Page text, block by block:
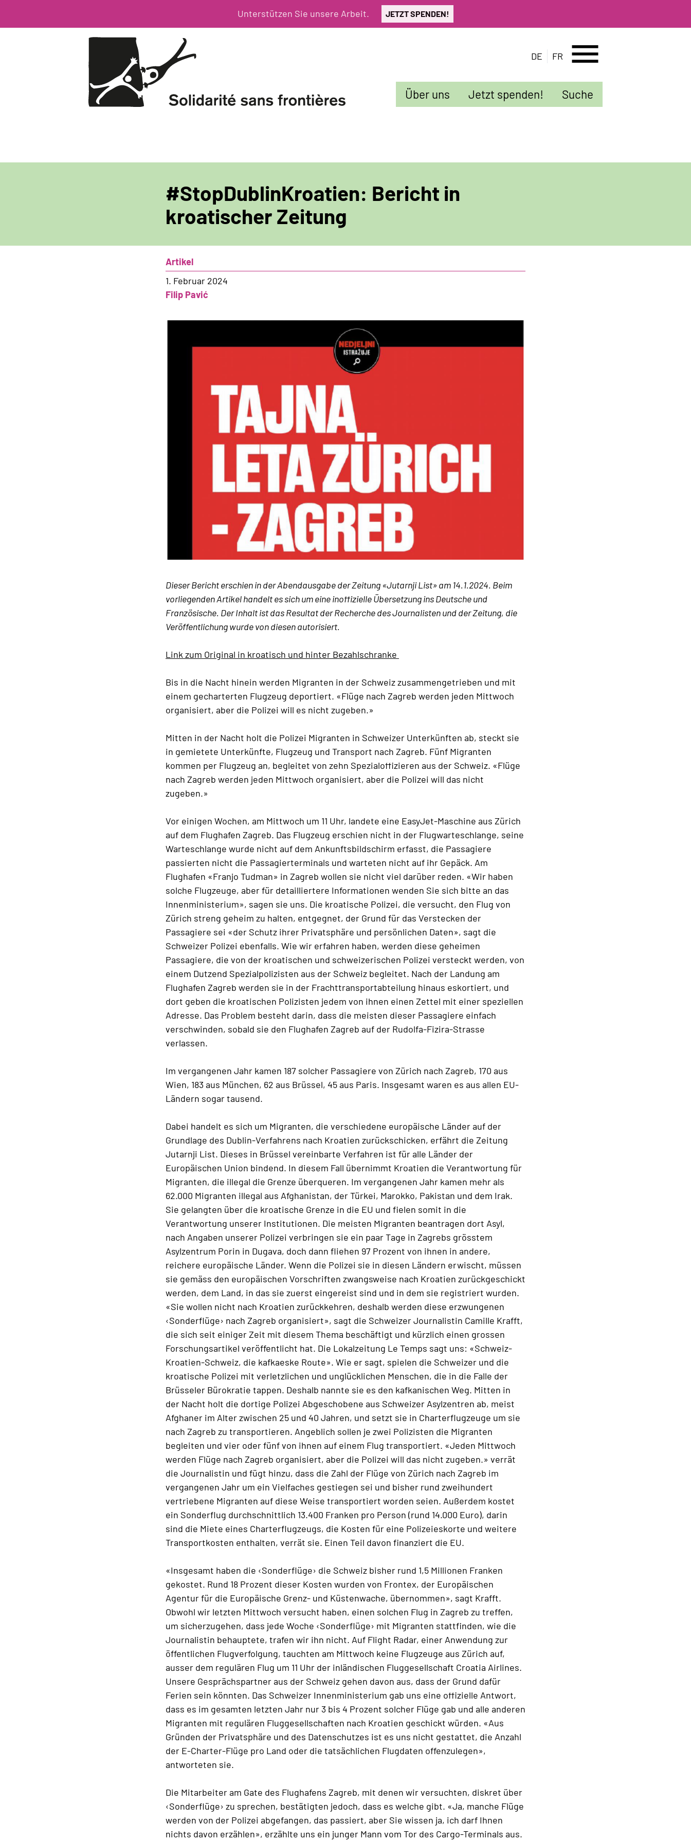
Unterstützen Sie unsere Arbeit. JETZT SPENDEN!
DE FR menu
Sekundarmenü
Über uns Jetzt spenden! Suche
#StopDublinKroatien: Bericht in
kroatischer Zeitung
Artikel
1. Februar 2024
Filip Pavić
Dieser Bericht erschien in der Abendausgabe der Zeitung «Jutarnji List» am 14.1.2024. Beim
vorliegenden Artikel handelt es sich um eine inoffizielle Übersetzung ins Deutsche und
Französische. Der Inhalt ist das Resultat der Recherche des Journalisten und der Zeitung, die
Veröffentlichung wurde von diesen autorisiert.
Link zum Original in kroatisch und hinter Bezahlschranke
Bis in die Nacht hinein werden Migranten in der Schweiz zusammengetrieben und mit
einem gecharterten Flugzeug deportiert. «Flüge nach Zagreb werden jeden Mittwoch
organisiert, aber die Polizei will es nicht zugeben.»
Mitten in der Nacht holt die Polizei Migranten in Schweizer Unterkünften ab, steckt sie
in gemietete Unterkünfte, Flugzeug und Transport nach Zagreb. Fünf Migranten
kommen per Flugzeug an, begleitet von zehn Spezialoffizieren aus der Schweiz. «Flüge
nach Zagreb werden jeden Mittwoch organisiert, aber die Polizei will das nicht
zugeben.»
Vor einigen Wochen, am Mittwoch um 11 Uhr, landete eine EasyJet-Maschine aus Zürich
auf dem Flughafen Zagreb. Das Flugzeug erschien nicht in der Flugwarteschlange, seine
Warteschlange wurde nicht auf dem Ankunftsbildschirm erfasst, die Passagiere
passierten nicht die Passagierterminals und warteten nicht auf ihr Gepäck. Am
Flughafen «Franjo Tudman» in Zagreb wollen sie nicht viel darüber reden. «Wir haben
solche Flugzeuge, aber für detailliertere Informationen wenden Sie sich bitte an das
Innenministerium», sagen sie uns. Die kroatische Polizei, die versucht, den Flug von
Zürich streng geheim zu halten, entgegnet, der Grund für das Verstecken der
Passagiere sei «der Schutz ihrer Privatsphäre und persönlichen Daten», sagt die
Schweizer Polizei ebenfalls. Wie wir erfahren haben, werden diese geheimen
Passagiere, die von der kroatischen und schweizerischen Polizei versteckt werden, von
einem Dutzend Spezialpolizisten aus der Schweiz begleitet. Nach der Landung am
Flughafen Zagreb werden sie in der Frachttransportabteilung hinaus eskortiert, und
dort geben die kroatischen Polizisten jedem von ihnen einen Zettel mit einer speziellen
Adresse. Das Problem besteht darin, dass die meisten dieser Passagiere einfach
verschwinden, sobald sie den Flughafen Zagreb auf der Rudolfa-Fizira-Strasse
verlassen.
Im vergangenen Jahr kamen 187 solcher Passagiere von Zürich nach Zagreb, 170 aus
Wien, 183 aus München, 62 aus Brüssel, 45 aus Paris. Insgesamt waren es aus allen EU-
Ländern sogar tausend.
Dabei handelt es sich um Migranten, die verschiedene europäische Länder auf der
Grundlage des Dublin-Verfahrens nach Kroatien zurückschicken, erfährt die Zeitung
Jutarnji List. Dieses in Brüssel vereinbarte Verfahren ist für alle Länder der
Europäischen Union bindend. In diesem Fall übernimmt Kroatien die Verantwortung für
Migranten, die illegal die Grenze überqueren. Im vergangenen Jahr kamen mehr als
62.000 Migranten illegal aus Afghanistan, der Türkei, Marokko, Pakistan und dem Irak.
Sie gelangten über die kroatische Grenze in die EU und fielen somit in die
Verantwortung unserer Institutionen. Die meisten Migranten beantragen dort Asyl,
nach Angaben unserer Polizei verbringen sie ein paar Tage in Zagrebs grösstem
Asylzentrum Porin in Dugava, doch dann fliehen 97 Prozent von ihnen in andere,
reichere europäische Länder. Wenn die Polizei sie in diesen Ländern erwischt, müssen
sie gemäss den europäischen Vorschriften zwangsweise nach Kroatien zurückgeschickt
werden, dem Land, in das sie zuerst eingereist sind und in dem sie registriert wurden.
«Sie wollen nicht nach Kroatien zurückkehren, deshalb werden diese erzwungenen
‹Sonderflüge› nach Zagreb organisiert», sagt die Schweizer Journalistin Camille Krafft,
die sich seit einiger Zeit mit diesem Thema beschäftigt und kürzlich einen grossen
Forschungsartikel veröffentlicht hat. Die Lokalzeitung Le Temps sagt uns: «Schweiz-
Kroatien-Schweiz, die kafkaeske Route». Wie er sagt, spielen die Schweizer und die
kroatische Polizei mit verletzlichen und unglücklichen Menschen, die in die Falle der
Brüsseler Bürokratie tappen. Deshalb nannte sie es den kafkanischen Weg. Mitten in
der Nacht holt die dortige Polizei Abgeschobene aus Schweizer Asylzentren ab, meist
Afghaner im Alter zwischen 25 und 40 Jahren, und setzt sie in Charterflugzeuge um sie
nach Zagreb zu transportieren. Angeblich sollen je zwei Polizisten die Migranten
begleiten und vier oder fünf von ihnen auf einem Flug transportiert. «Jeden Mittwoch
werden Flüge nach Zagreb organisiert, aber die Polizei will das nicht zugeben.» verrät
die Journalistin und fügt hinzu, dass die Zahl der Flüge von Zürich nach Zagreb im
vergangenen Jahr um ein Vielfaches gestiegen sei und bisher rund zweihundert
vertriebene Migranten auf diese Weise transportiert worden seien. Außerdem kostet
ein Sonderflug durchschnittlich 13.400 Franken pro Person (rund 14.000 Euro), darin
sind die Miete eines Charterflugzeugs, die Kosten für eine Polizeieskorte und weitere
Transportkosten enthalten, verrät sie. Einen Teil davon finanziert die EU.
«Insgesamt haben die ‹Sonderflüge› die Schweiz bisher rund 1,5 Millionen Franken
gekostet. Rund 18 Prozent dieser Kosten wurden von Frontex, der Europäischen
Agentur für die Europäische Grenz- und Küstenwache, übernommen», sagt Krafft.
Obwohl wir letzten Mittwoch versucht haben, einen solchen Flug in Zagreb zu treffen,
um sicherzugehen, dass jede Woche ‹Sonderflüge› mit Migranten stattfinden, wie die
Journalistin behauptete, trafen wir ihn nicht. Auf Flight Radar, einer Anwendung zur
öffentlichen Flugverfolgung, tauchten am Mittwoch keine Flugzeuge aus Zürich auf,
ausser dem regulären Flug um 11 Uhr der inländischen Fluggesellschaft Croatia Airlines.
Unsere Gesprächspartner aus der Schweiz gehen davon aus, dass der Grund dafür
Ferien sein könnten. Das Schweizer Innenministerium gab uns eine offizielle Antwort,
dass es im gesamten letzten Jahr nur 3 bis 4 Prozent solcher Flüge gab und alle anderen
Migranten mit regulären Fluggesellschaften nach Kroatien geschickt würden. «Aus
Gründen der Privatsphäre und des Datenschutzes ist es uns nicht gestattet, die Anzahl
der E-Charter-Flüge pro Land oder die tatsächlichen Flugdaten offenzulegen»,
antworteten sie.
Die Mitarbeiter am Gate des Flughafens Zagreb, mit denen wir versuchten, diskret über
‹Sonderflüge› zu sprechen, bestätigten jedoch, dass es welche gibt. «Ja, manche Flüge
werden von der Polizei abgefangen, das passiert, aber Sie wissen ja, ich darf Ihnen
nichts davon erzählen», erzählte uns ein junger Mann vom Tor des Cargo-Terminals aus.